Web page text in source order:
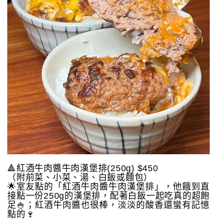
🔺紅酒牛肉醬牛肉漢堡排(250g) $450
（附前菜、小菜、湯、白飯或麵包）
🌟室友點的「紅酒牛肉醬牛肉漢堡排」，他餓到直
接點一份250g的漢堡排，配著白飯一起吃真的超飽
足🍚；紅酒牛肉醬也很棒，淡淡的酸香還蠻有記憶
點的🍷